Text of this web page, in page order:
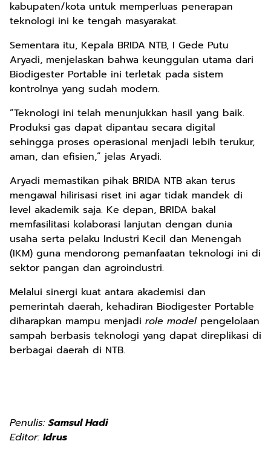
kabupaten/kota untuk memperluas penerapan
teknologi ini ke tengah masyarakat.
Sementara itu, Kepala BRIDA NTB, I Gede Putu
Aryadi, menjelaskan bahwa keunggulan utama dari
Biodigester Portable ini terletak pada sistem
kontrolnya yang sudah modern.
“Teknologi ini telah menunjukkan hasil yang baik.
Produksi gas dapat dipantau secara digital
sehingga proses operasional menjadi lebih terukur,
aman, dan efisien,” jelas Aryadi.
Aryadi memastikan pihak BRIDA NTB akan terus
mengawal hilirisasi riset ini agar tidak mandek di
level akademik saja. Ke depan, BRIDA bakal
memfasilitasi kolaborasi lanjutan dengan dunia
usaha serta pelaku Industri Kecil dan Menengah
(IKM) guna mendorong pemanfaatan teknologi ini di
sektor pangan dan agroindustri.
Melalui sinergi kuat antara akademisi dan
pemerintah daerah, kehadiran Biodigester Portable
diharapkan mampu menjadi role modelpengelolaan
sampah berbasis teknologi yang dapat direplikasi di
berbagai daerah di NTB.
Penulis:Samsul Hadi
Editor: Idrus